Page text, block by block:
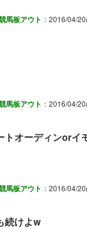
馬板アウト ：2016/04/
馬板アウト ：2016/04/
トオーディンorイ
馬板アウト ：2016/04/
続けよw